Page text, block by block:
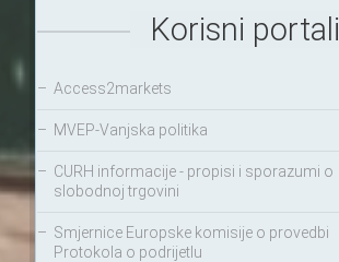
Korisni portali
– Access2markets
– MVEP-Vanjska politika
– CURH informacije - propisi i sporazumi o
slobodnoj trgovini
– Smjernice Europske komisije o provedbi
Protokola o podrijetlu